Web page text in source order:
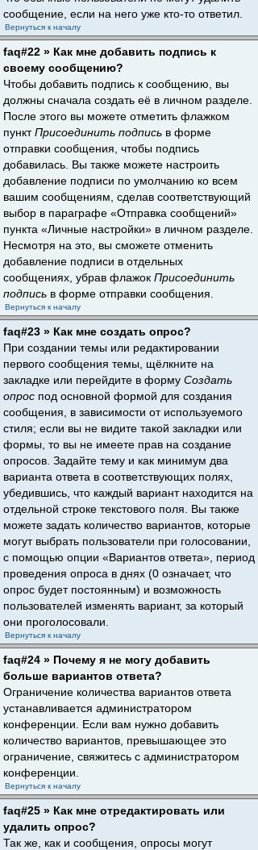
сообщение, если на него уже кто-то ответил.
Вернуться к началу
faq#22 » Как мне добавить подпись к
своему сообщению?
Чтобы добавить подпись к сообщению, вы
должны сначала создать её в личном разделе.
После этого вы можете отметить флажком
пунктПрисоединить подпись в форме
отправки сообщения, чтобы подпись
добавилась. Вы также можете настроить
добавление подписи по умолчанию ко всем
вашим сообщениям, сделав соответствующий
выбор в параграфе «Отправка сообщений»
пункта «Личные настройки» в личном разделе.
Несмотря на это, вы сможете отменить
добавление подписи в отдельных
сообщениях, убрав флажок Присоединить
подпись в форме отправки сообщения.
Вернуться к началу
faq#23 » Как мне создать опрос?
При создании темы или редактировании
первого сообщения темы, щёлкните на
закладке или перейдите в форму Создать
опрос под основной формой для создания
сообщения, в зависимости от используемого
стиля; если вы не видите такой закладки или
формы, то вы не имеете прав на создание
опросов. Задайте тему и как минимум два
варианта ответа в соответствующих полях,
убедившись, что каждый вариант находится на
отдельной строке текстового поля. Вы также
можете задать количество вариантов, которые
могут выбрать пользователи при голосовании,
с помощью опции «Вариантов ответа», период
проведения опроса в днях (0 означает, что
опрос будет постоянным) и возможность
пользователей изменять вариант, за который
они проголосовали.
Вернуться к началу
faq#24 » Почему я не могу добавить
больше вариантов ответа?
Ограничение количества вариантов ответа
устанавливается администратором
конференции. Если вам нужно добавить
количество вариантов, превышающее это
ограничение, свяжитесь с администратором
конференции.
Вернуться к началу
faq#25 » Как мне отредактировать или
удалить опрос?
Так же, как и сообщения, опросы могут